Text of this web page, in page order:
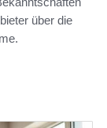
über die